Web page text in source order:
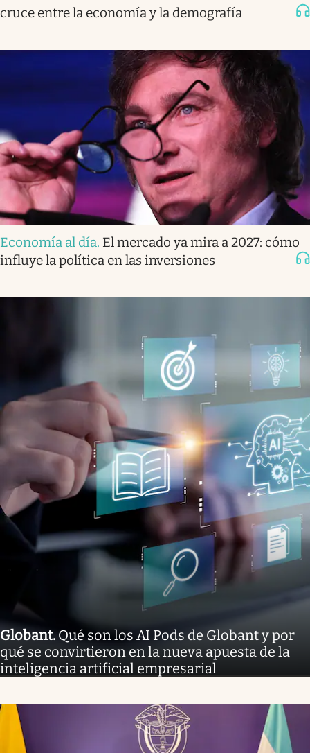
cruce entre la economía y la demografía
Economía al día. El mercado ya mira a 2027: cómo
influye la política en las inversiones
Globant.Qué son los AI Pods de Globant y por
qué se convirtieron en la nueva apuesta de la
inteligencia artificial empresarial